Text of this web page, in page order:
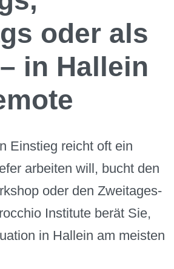
oder als
in Hallein
Einstieg reicht oft ein
arbeiten will, bucht den
oder den Zweitages-
Institute berät Sie,
in Hallein am meisten